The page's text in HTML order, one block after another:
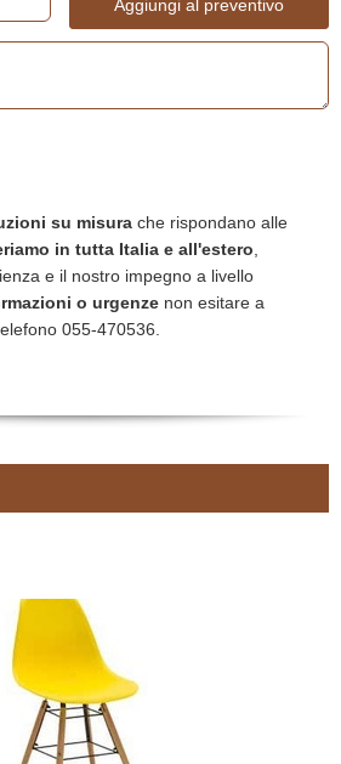
Aggiungi al preventivo
su misura che rispondano alle
in tutta Italia e all'estero,
e il nostro impegno a livello
o urgenze non esitare a
055-470536.